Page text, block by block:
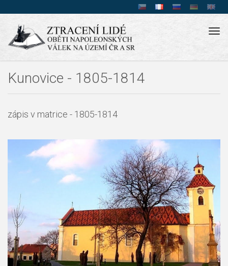
Kunovice - 1805-1814
zápis v matrice - 1805-1814